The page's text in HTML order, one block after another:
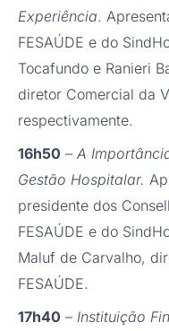
Experiência.
FESAÚDE e do
Tocafundo e Ranieri
diretor Comercial da
respectivamente.
16h50 – A
Gestão Hospitalar.
presidente dos
FESAÚDE e do
Maluf de Carvalho,
FESAÚDE.
17h40 – Instituição